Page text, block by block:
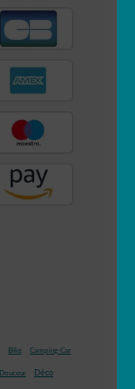
Bike Camping-Car
Douceur Déco